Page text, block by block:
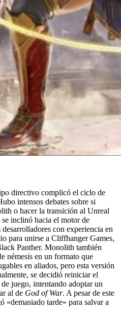
directivo complicó el ciclo de
intensos debates sobre si
o hacer la transición al Unreal
inclinó hacia el motor de
con experiencia en
para unirse a Cliffhanger Games,
Panther. Monolith también
némesis en un formato que
en aliados, pero esta versión
se decidió reiniciar el
juego, intentando adoptar un
al de God of War. A pesar de este
«demasiado tarde» para salvar a